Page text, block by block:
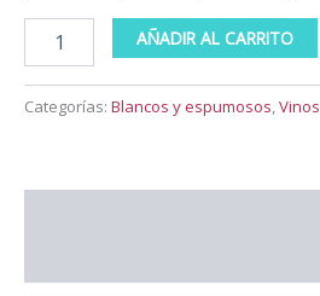
AÑADIR AL CARRITO
Categorías: Blancos y espumosos Vinos